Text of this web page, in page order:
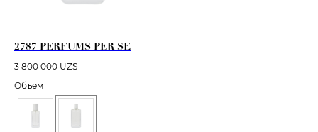
2787 PERFUMS PER SE
3 800 000 UZS
Объем